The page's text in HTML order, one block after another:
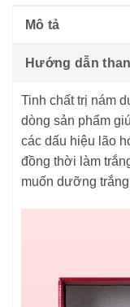
Mô tả
Hướng dẫn
Tinh chất trị nám
dòng sản phẩm
các dấu hiệu lão
đồng thời làm
muốn dưỡng